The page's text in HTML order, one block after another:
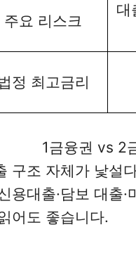
주요 리스크
대
정 최고금리
1금융권 vs 2
구조 자체가 낯설
용대출·담보 대출
어도 좋습니다.